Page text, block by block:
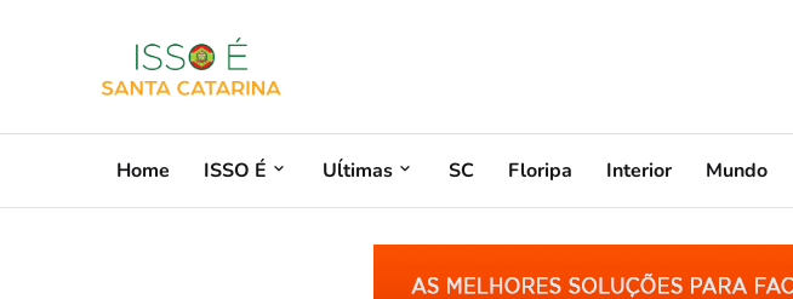
Home ISSO É Uĺtimas SC Floripa Interior Mundo